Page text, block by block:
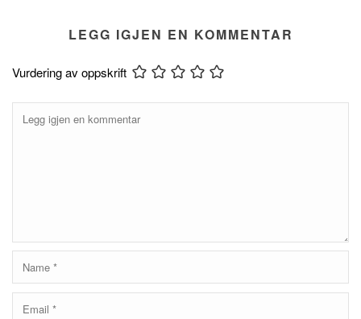
LEGG IGJEN EN KOMMENTAR
Vurdering av oppskrift